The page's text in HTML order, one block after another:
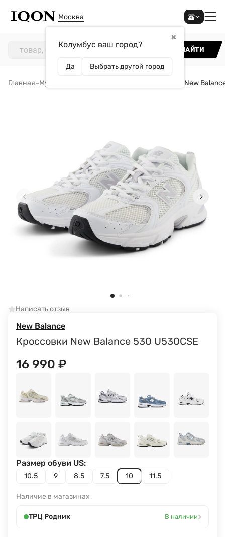
Москва
✖
Колумбус ваш город?
Да Выбрать другой город
НАЙТИ
Главная–Мужчинам Кроссовки New
Написать отзыв
New Balance
Кроссовки New Balance 530 U530CSE
16 990 ₽
10.5 9 8.5 7.5 10 11.5
Размер обуви US:
Наличие в магазинах
ТРЦ Родник В наличии›